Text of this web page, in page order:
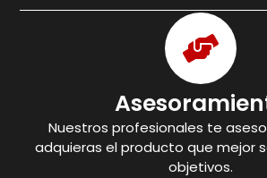
Nuestros profesionales te
adquieras el producto que mejor
objetivos.